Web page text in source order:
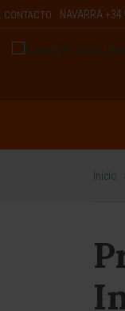
CONTACTO NAVARRA +34
Inicio